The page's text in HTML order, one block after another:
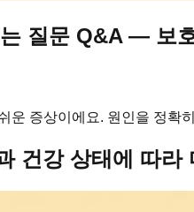
질문 Q&A — 보
운 증상이에요. 원인을 정확
건강 상태에 따라